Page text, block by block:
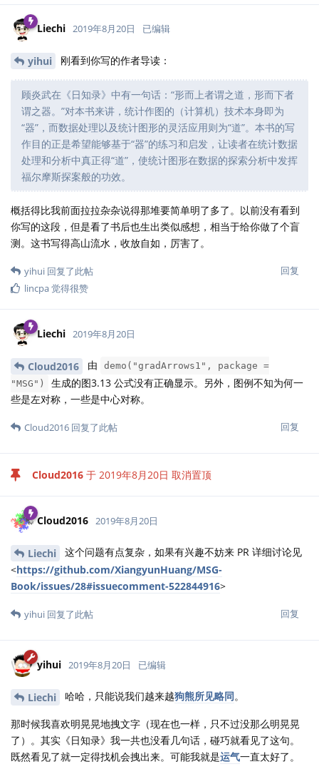
Liechi 2019年8月20日 已编辑
yihui 刚看到你写的作者导读：
顾炎武在《日知录》中有一句话：“形而上者谓之道，形而下者
谓之器。”对本书来讲，统计作图的（计算机）技术本身即为
“器”，而数据处理以及统计图形的灵活应用则为“道”。本书的写
作目的正是希望能够基于“器”的练习和启发，让读者在统计数据
处理和分析中真正得“道”，使统计图形在数据的探索分析中发挥
福尔摩斯探案般的功效。
概括得比我前面拉拉杂杂说得那堆要简单明了多了。以前没有看到
你写的这段，但是看了书后也生出类似感想，相当于给你做了个盲
测。这书写得高山流水，收放自如，厉害了。
回复
yihui 回复了此帖
lincpa觉得很赞
Liechi 2019年8月20日
Cloud2016 由
demo("gradArrows1", package =
"MSG")
生成的图3.13 公式没有正确显示。另外，图例不知为何一
些是左对称，一些是中心对称。
回复
Cloud2016 回复了此帖
Cloud2016 于 2019年8月20日 取消置顶
Cloud2016 2019年8月20日
Liechi
这个问题有点复杂，如果有兴趣不妨来 PR 详细讨论见
<https://github.com/XiangyunHuang/MSG-
Book/issues/28#issuecomment-522844916>
回复
yihui 回复了此帖
yihui 2019年8月20日 已编辑
Liechi 哈哈，只能说我们越来越狗熊所见略同。
那时候我喜欢明晃晃地拽文字（现在也一样，只不过没那么明晃晃
了）。其实《日知录》我一共也没看几句话，碰巧就看见了这句。
既然看见了就一定得找机会拽出来。可能我就是运气一直太好了。